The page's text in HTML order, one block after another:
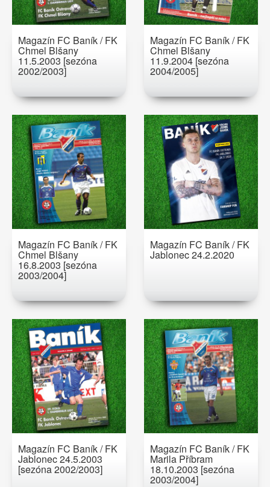
Magazín FC Baník / FK
Chmel Blšany
11.5.2003 [sezóna
2002/2003]
Magazín FC Baník / FK
Chmel Blšany
11.9.2004 [sezóna
2004/2005]
Magazín FC Baník / FK
Chmel Blšany
16.8.2003 [sezóna
2003/2004]
Magazín FC Baník / FK
Jablonec 24.2.2020
Magazín FC Baník / FK
Jablonec 24.5.2003
[sezóna 2002/2003]
Magazín FC Baník / FK
Marila Příbram
18.10.2003 [sezóna
2003/2004]